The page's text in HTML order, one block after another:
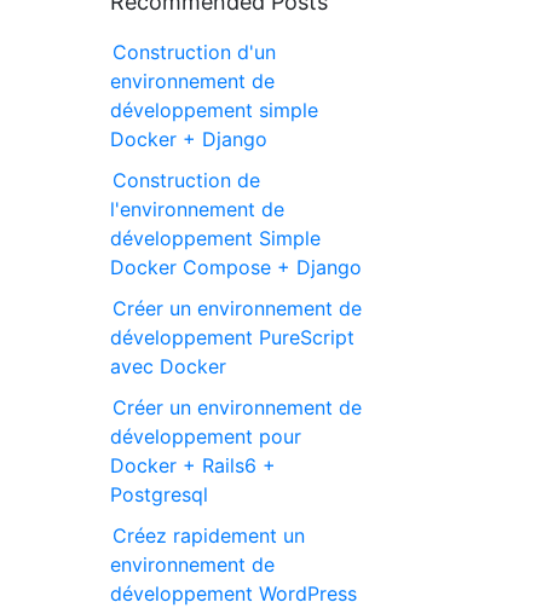
Construction d'un
environnement de
développement simple
Docker + Django
Construction de
l'environnement de
développement Simple
Docker Compose + Django
Créer un environnement de
développement PureScript
avec Docker
Créer un environnement de
développement pour
Docker + Rails6 +
Postgresql
Créez rapidement un
environnement de
développement WordPress